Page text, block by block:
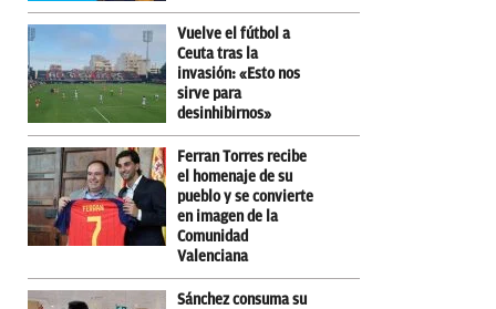
Vuelve el fútbol a
Ceuta tras la
invasión: «Esto nos
sirve para
desinhibirnos»
Ferran Torres recibe
el homenaje de su
pueblo y se convierte
en imagen de la
Comunidad
Valenciana
Sánchez consuma su